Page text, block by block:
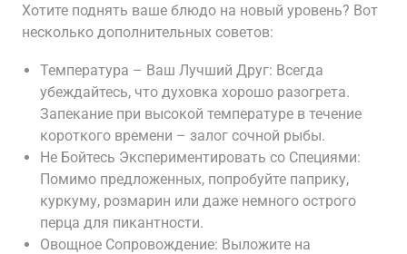
Хотите поднять ваше блюдо на новый уровень? Вот
несколько дополнительных советов:
Температура – Ваш Лучший Друг: Всегда
убеждайтесь, что духовка хорошо разогрета.
Запекание при высокой температуре в течение
короткого времени – залог сочной рыбы.
Не Бойтесь Экспериментировать со Специями:
Помимо предложенных, попробуйте паприку,
куркуму, розмарин или даже немного острого
перца для пикантности.
Овощное Сопровождение: Выложите на